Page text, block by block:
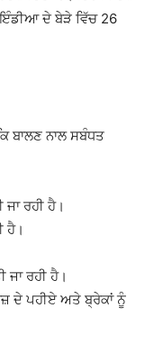
ਇੰਡੀਆ ਦੇ ਬੇੜੇ ਵਿੱਚ 26
ਬਾਲਣ ਨਾਲ ਸਬੰਧਤ
ਰਹੀ ਹੈ।
ਹੈ।
ਜਾ ਰਹੀ ਹੈ।
ਦੇ ਪਹੀਏ ਅਤੇ ਬ੍ਰੇਕਾਂ ਨੂੰ